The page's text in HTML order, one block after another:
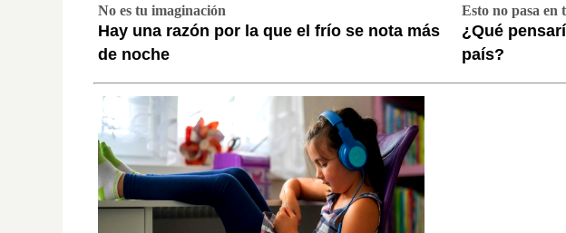
No es tu imaginación
Hay una razón por la que el frío se nota más
de noche
Esto no pasa en
¿Qué
país?